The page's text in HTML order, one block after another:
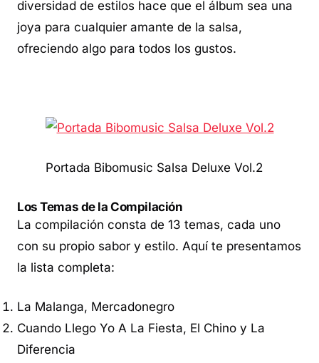
diversidad de estilos hace que el álbum sea una
joya para cualquier amante de la salsa,
ofreciendo algo para todos los gustos.
Portada Bibomusic Salsa Deluxe Vol.2
Los Temas de la Compilación
La compilación consta de 13 temas, cada uno
con su propio sabor y estilo. Aquí te presentamos
la lista completa:
La Malanga, Mercadonegro
Cuando Llego Yo A La Fiesta, El Chino y La
Diferencia